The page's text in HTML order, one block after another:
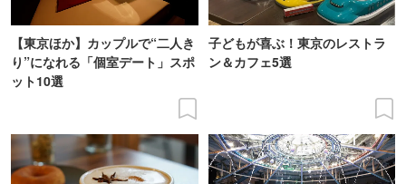
【東京ほか】カップルで“二人き
り”になれる「個室デート」スポ
ット10選
子どもが喜ぶ！東京のレストラ
ン＆カフェ5選